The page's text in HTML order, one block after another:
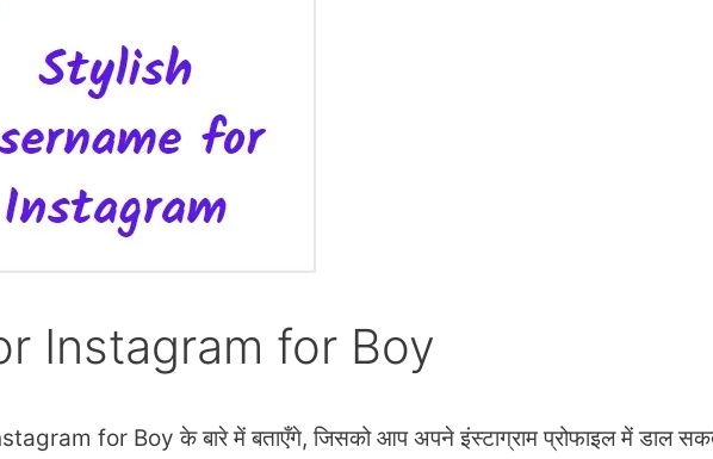
Instagram for Boy
for Boy के बारे में बताएँगे, जिसको आप अपने इंस्टाग्राम प्रोफाइल में डाल